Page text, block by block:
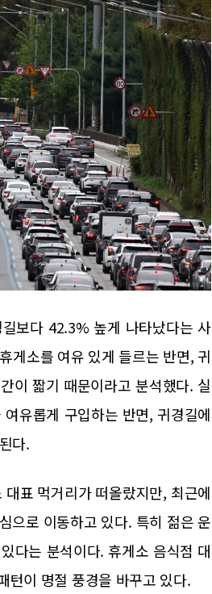
보다 42.3% 높게 나타났다는 사
게소를 여유 있게 들르는 반면, 귀
이 짧기 때문이라고 분석했다. 실
유롭게 구입하는 반면, 귀경길에
다.
표 먹거리가 떠올랐지만, 최근에
으로 이동하고 있다. 특히 젊은 운
다는 분석이다. 휴게소 음식점 대
턴이 명절 풍경을 바꾸고 있다.